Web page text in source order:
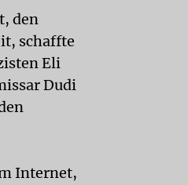
den
schaffte
Eli
Dudi
Internet,